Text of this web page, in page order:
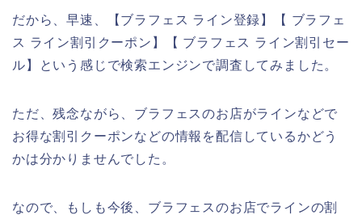
だから、早速、【ブラフェス ライン登録】【 ブラフェ
ス ライン割引クーポン】【 ブラフェス ライン割引セー
ル】という感じで検索エンジンで調査してみました。
ただ、残念ながら、ブラフェスのお店がラインなどで
お得な割引クーポンなどの情報を配信しているかどう
かは分かりませんでした。
なので、もしも今後、ブラフェスのお店でラインの割